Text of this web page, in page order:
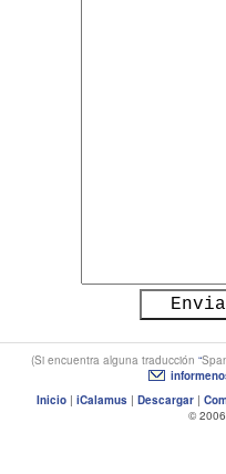
(Si encuentra alguna traducción
Inicio| iCalamus| Descargar|
©